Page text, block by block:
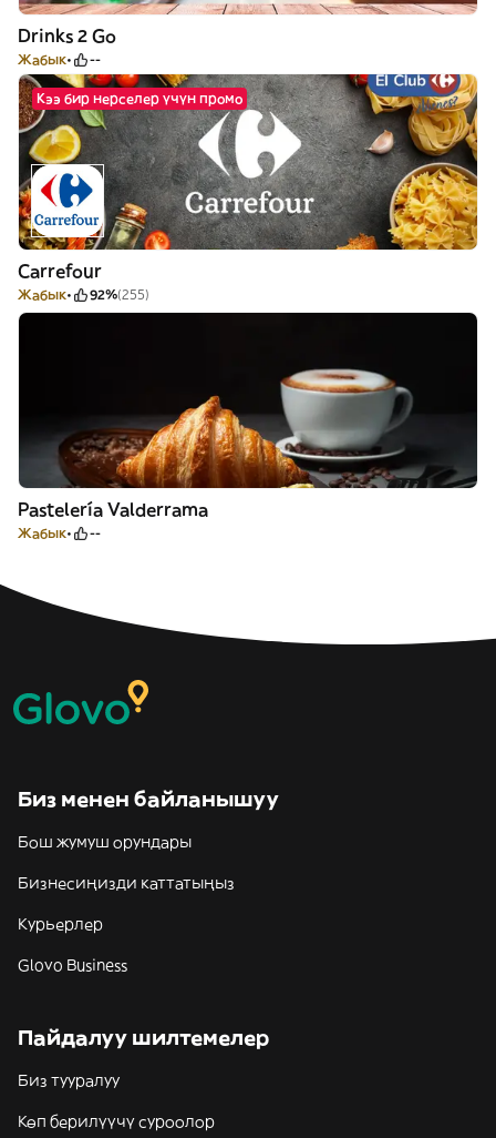
Drinks 2 Go
Жабык --
Кээ бир нерселер үчүн промо
Carrefour
Жабык 92%(255)
Pastelería Valderrama
Жабык --
Биз менен байланышуу
Бош жумуш орундары
Бизнесиңизди каттатыңыз
Курьерлер
Glovo Business
Пайдалуу шилтемелер
Биз тууралуу
Көп берилүүчү суроолор